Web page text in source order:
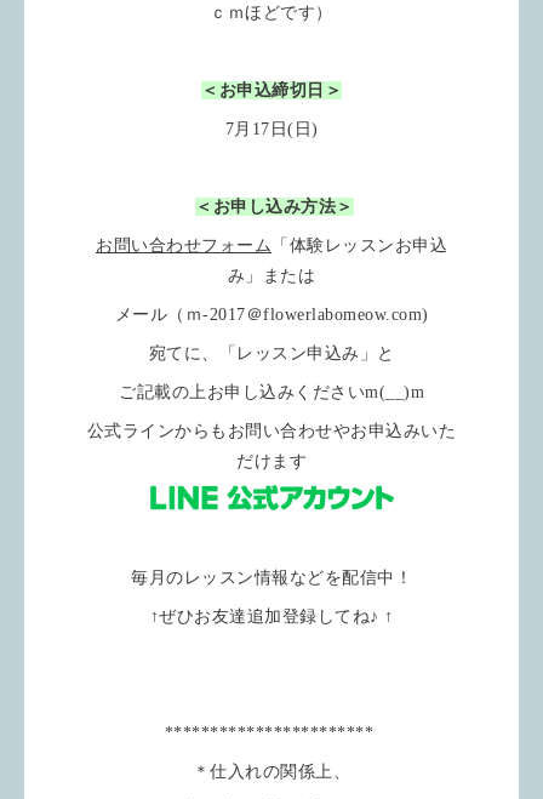
ｃｍほどです）
＜お申込締切日＞
7月17日(日)
＜お申し込み方法＞
お問い合わせフォーム
「体験レッスンお申込
み」または
メール（ｍ-2017＠flowerlabomeow.com)
宛てに、「レッスン申込み」と
ご記載の上お申し込みくださいm(__)m
公式ラインからもお問い合わせやお申込みいた
だけます
毎月のレッスン情報などを配信中！
↑ぜひお友達追加登録してね♪ ↑
***********************
＊仕入れの関係上、